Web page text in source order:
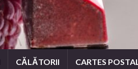
CĂLĂTORII CARTES